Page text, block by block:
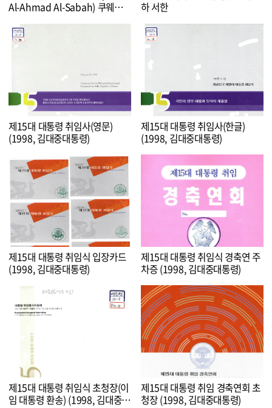
Al-Ahmad Al-Sabah) 쿠웨이트
하 서한
제15대 대통령 취임사(영문)
(1998, 김대중대통령)
제15대 대통령 취임사(한글)
(1998, 김대중대통령)
제15대 대통령 취임식 입장카드
(1998, 김대중대통령)
제15대 대통령 취임식 경축연 주
차증 (1998, 김대중대통령)
제15대 대통령 취임식 초청장(이
임 대통령 환송) (1998, 김대중대
제15대 대통령 취임 경축연회 초
청장 (1998, 김대중대통령)